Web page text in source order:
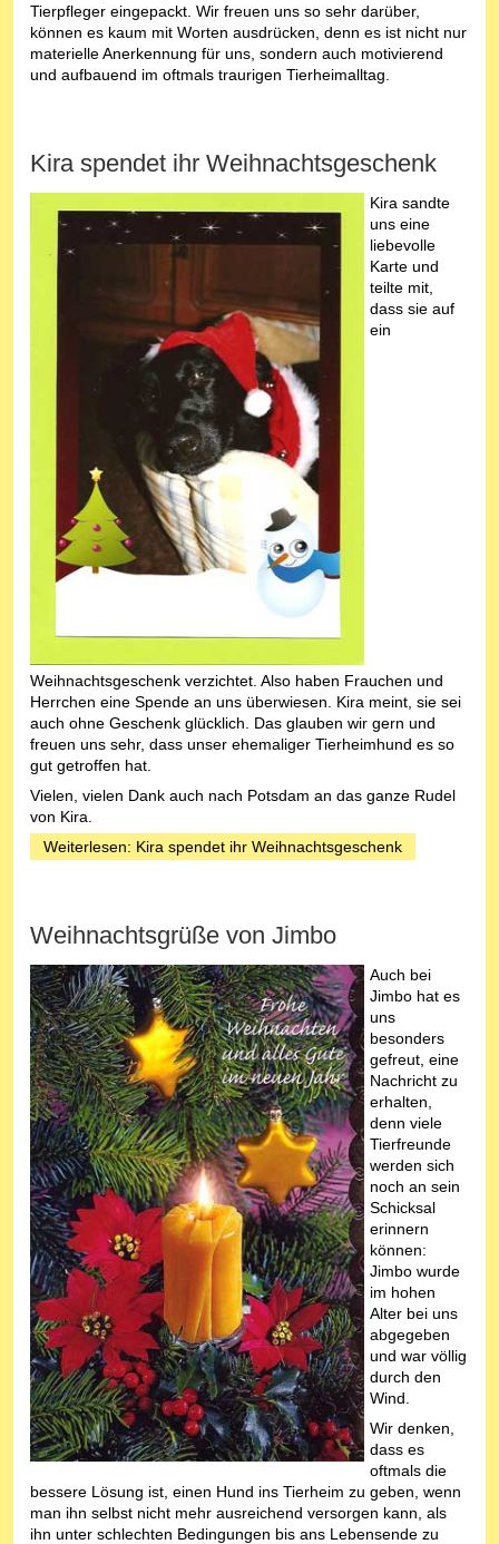
Tierpfleger eingepackt. Wir freuen uns so sehr darüber,
können es kaum mit Worten ausdrücken, denn es ist nicht nur
materielle Anerkennung für uns, sondern auch motivierend
und aufbauend im oftmals traurigen Tierheimalltag.
Kira spendet ihr Weihnachtsgeschenk
Kira sandte
uns eine
liebevolle
Karte und
teilte mit,
dass sie auf
ein
Weihnachtsgeschenk verzichtet. Also haben Frauchen und
Herrchen eine Spende an uns überwiesen. Kira meint, sie sei
auch ohne Geschenk glücklich. Das glauben wir gern und
freuen uns sehr, dass unser ehemaliger Tierheimhund es so
gut getroffen hat.
Vielen, vielen Dank auch nach Potsdam an das ganze Rudel
von Kira.
Weiterlesen: Kira spendet ihr Weihnachtsgeschenk
Weihnachtsgrüße von Jimbo
Auch bei
Jimbo hat es
uns
besonders
gefreut, eine
Nachricht zu
erhalten,
denn viele
Tierfreunde
werden sich
noch an sein
Schicksal
erinnern
können:
Jimbo wurde
im hohen
Alter bei uns
abgegeben
und war völlig
durch den
Wind.
Wir denken,
dass es
oftmals die
bessere Lösung ist, einen Hund ins Tierheim zu geben, wenn
man ihn selbst nicht mehr ausreichend versorgen kann, als
ihn unter schlechten Bedingungen bis ans Lebensende zu